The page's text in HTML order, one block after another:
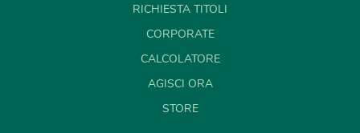
RICHIESTA TITOLI
CORPORATE
CALCOLATORE
AGISCI ORA
STORE